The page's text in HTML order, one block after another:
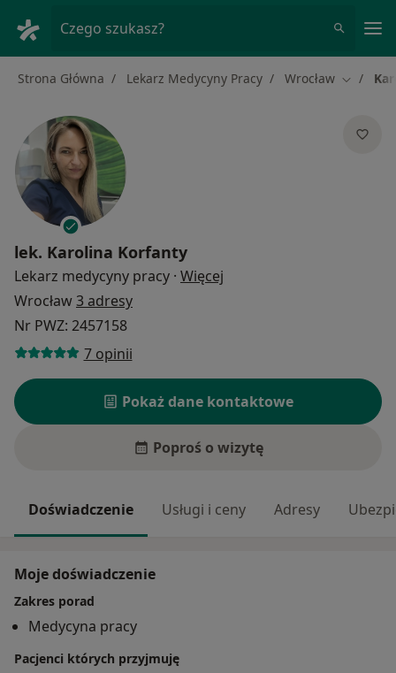
Czego szukasz?
Strona Główna Lekarz Medycyny Pracy Wrocław Zmień
lek. Karolina Korfanty
Lekarz medycyny pracy · Więcej
Wrocław3 adresy
Nr PWZ: 2457158
7 opinii
Pokaż dane kontaktowe
Poproś o wizytę
Doświadczenie Usługi i ceny Adresy
Moje doświadczenie
Zakres porad
Medycyna pracy
Pacjenci których przyjmuję